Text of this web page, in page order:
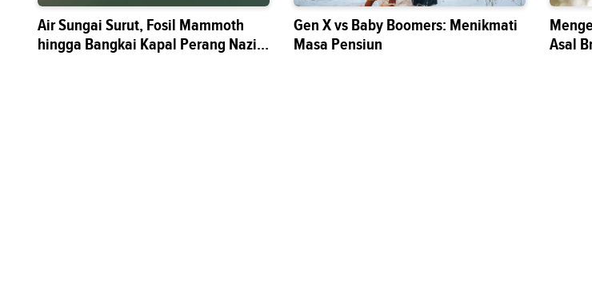
Air Sungai Surut, Fosil Mammoth
hingga Bangkai Kapal Perang Nazi
Gen X vs Baby Boomers: Menikmati
Masa Pensiun
Asal